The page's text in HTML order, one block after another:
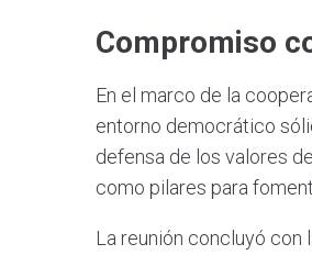
Compromiso
En el marco de la
entorno democrático
defensa de los valores
como pilares para
La reunión concluyó